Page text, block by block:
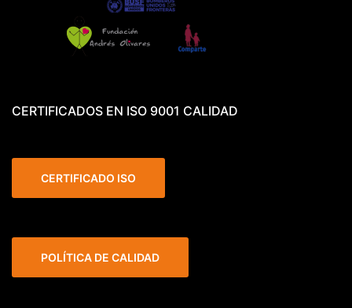
CERTIFICADOS EN ISO 9001 CALIDAD
CERTIFICADO ISO
POLÍTICA DE CALIDAD